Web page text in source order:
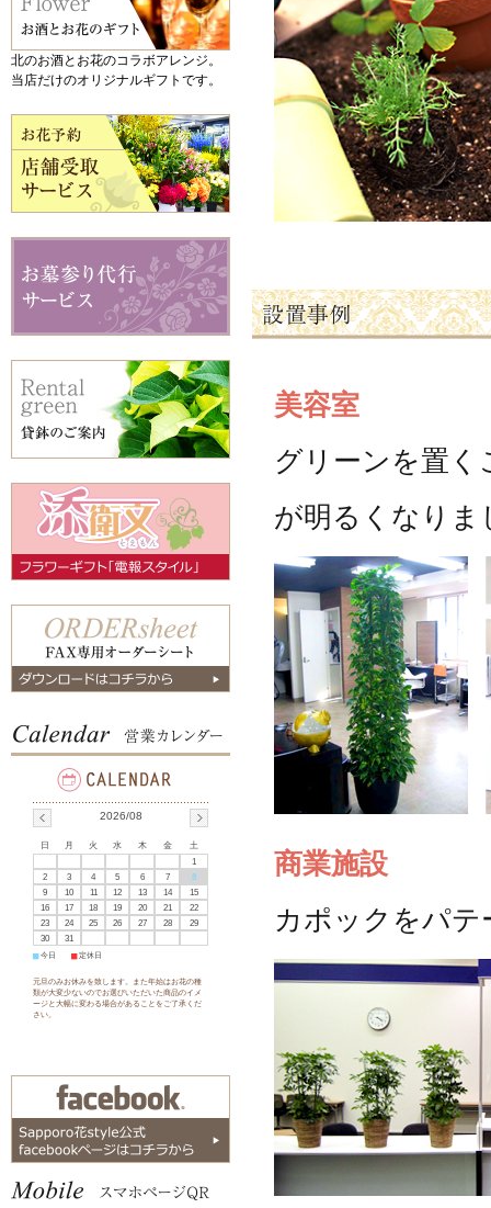
美容室
グリーンを置く
が明るくなりま
商業施設
カポックをパ
北のお酒とお花のコラボアレンジ。
当店だけのオリジナルギフトです。
2026/08
日 月 火 水 木 金
土
1
2
3 4 5 6 7
8
9
10 11 12 13 14
15
16
17 18 19 20 21
22
23
24 25 26 27 28
29
30
31
■ 今日 ■ 定休日
元旦のみお休みを致します。また年始はお花の種
類が大変少ないのでお選びいただいた商品のイメ
ージと大幅に変わる場合があることをご了承くだ
さい。